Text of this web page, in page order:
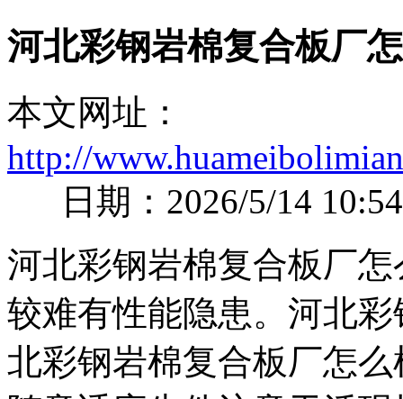
河北彩钢岩棉复合板厂
本文网址：
http://
日期：2026/5/14
河北彩钢岩棉复合板厂
较难有性能隐患。河北
北彩钢岩棉复合板厂怎